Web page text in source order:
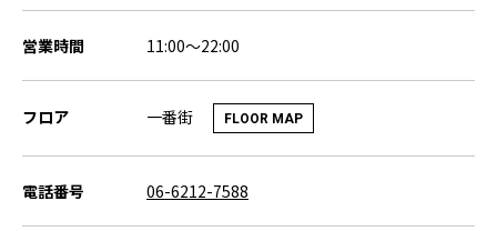
営業時間 11:00～22:00
フロア 一番街 FLOOR MAP
電話番号 06-6212-7588